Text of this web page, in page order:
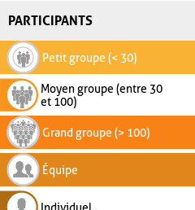
PARTICIPANTS
Petit groupe (< 30)
Moyen groupe (entre 30
et 100)
Grand groupe (> 100)
Équipe
Individuel